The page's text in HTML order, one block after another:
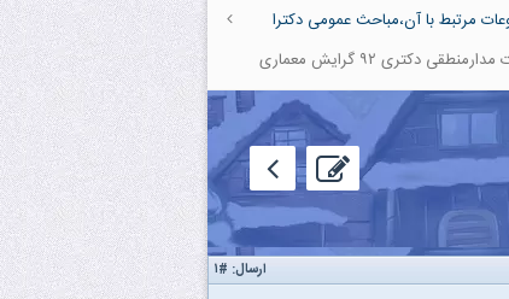
مرتبط با آن،مباحث عمومی دکترا
دکتری ۹۲ گرایش معماری
ارسال: #۱